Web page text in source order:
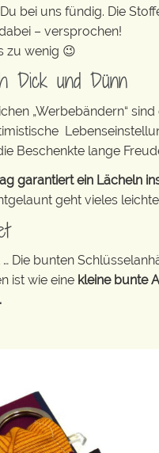
bei uns fündig. Die
– versprochen!
zu wenig 😉
Dick und Dünn
„Werbebändern“
Beschenkte lange
garantiert ein Lächeln
geht vieles
Die bunten
ist wie eine kleine bunte